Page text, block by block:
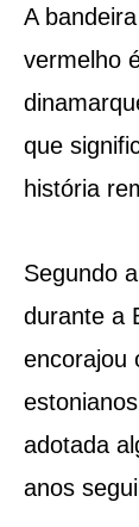
A
vermelho
que
história
Segundo
durante a
encorajou
adotada
anos